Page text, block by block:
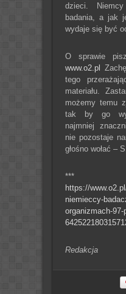
dzieci.
badania, a jak
wydaje się być
O sprawie
www.o2.pl
tego
materiału.
możemy temu
tak by go
najmniej
nie pozostaje
głośno wołać –
***
https://
niemieccy-
organizmach-97-
Redakcja